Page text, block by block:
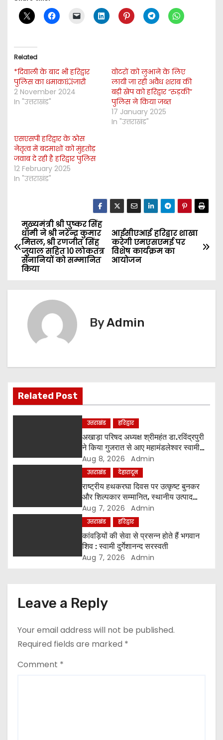
Related
*दिवाली के बाद भी हरिद्वार
पुलिस का धमाका💥जारी
2 November 2024
In "उत्तराखंड"
वोटरों को लुभाने के लिए
लायी जा रही अवैध शराब की
बड़ी खेप को हरिद्वार “रुड़की”
पुलिस ने किया जब्त
17 January 2025
In "उत्तराखंड"
एसएसपी हरिद्वार के ठोस
नेतृत्व में बदमाशों को मुंहतोड़
जवाब दे रही है हरिद्वार पुलिस
12 February 2025
In "उत्तराखंड"
P
o
s
t
g
a
i
n
आईसीएआई हरिद्वार शाखा
करेगी एमएसएमई पर
विशेष कार्यक्रम का
आयोजन
मुख्यमंत्री श्री पुष्कर सिंह
धामी ने श्री नरेन्द्र कुमार
मित्तल, श्री रणजीत सिंह
जुयाल सहित 10 लोकतंत्र
सेनानियों को सम्मानित
किया
ByAdmin
Related Post
उत्तराखंड हरिद्वार
अखाड़ा परिषद अध्यक्ष श्रीमहंत डा.रविंद्रपुरी
ने किया गुजरात से आए महामंडलेश्वर स्वामी
कुर्षी पुरी और भक्तों का स्वागत
Aug 8, 2026 Admin
उत्तराखंड देहारादून
राष्ट्रीय हथकरघा दिवस पर उत्कृष्ट बुनकर
और शिल्पकार सम्मानित, स्थानीय उत्पाद
अपनाने का आह्वान
Aug 7, 2026 Admin
उत्तराखंड हरिद्वार
कांवड़ियों की सेवा से प्रसन्न होते हैं भगवान
शिव : स्वामी दुर्गेशानन्द सरस्वती
Aug 7, 2026 Admin
Leave a Reply
Your email address will not be published.
Required fields are marked *
Comment *